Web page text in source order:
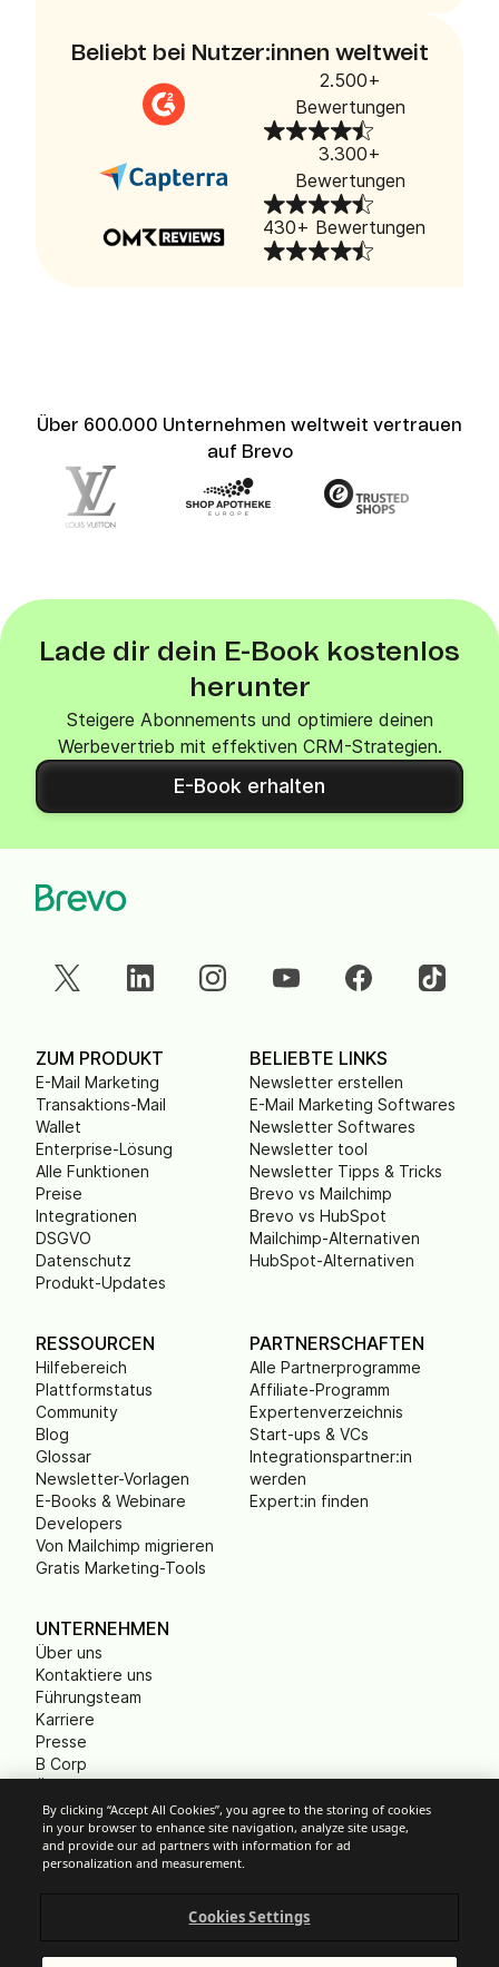
Beliebt bei Nutzer:innen weltweit
2.500+
Bewertungen
3.300+
Bewertungen
430+ Bewertungen
Über 600.000 Unternehmen weltweit vertrauen
auf Brevo
Lade dir dein E-Book kostenlos
herunter
Steigere Abonnements und optimiere deinen
Werbevertrieb mit effektiven CRM-Strategien.
E-Book erhalten
ZUM PRODUKT
E-Mail Marketing
Transaktions-Mail
Wallet
Enterprise-Lösung
Alle Funktionen
Preise
Integrationen
DSGVO
Datenschutz
Produkt-Updates
BELIEBTE LINKS
Newsletter erstellen
E-Mail Marketing Softwares
Newsletter Softwares
Newsletter tool
Newsletter Tipps & Tricks
Brevo vs Mailchimp
Brevo vs HubSpot
Mailchimp-Alternativen
HubSpot-Alternativen
RESSOURCEN
Hilfebereich
Plattformstatus
Community
Blog
Glossar
Newsletter-Vorlagen
E-Books & Webinare
Developers
Von Mailchimp migrieren
Gratis Marketing-Tools
PARTNERSCHAFTEN
Alle Partnerprogramme
Affiliate-Programm
Expertenverzeichnis
Start-ups & VCs
Integrationspartner:in
werden
Expert:in finden
UNTERNEHMEN
Über uns
Kontaktiere uns
Führungsteam
Karriere
Presse
B Corp
Gemeinnützige
Organisationen (NPO)
Cookie-Einstellungen
By clicking “Accept All Cookies”, you agree to the storing of cookies
in your browser to enhance site navigation, analyze site usage,
and provide our ad partners with information for ad
personalization and measurement.
Cookies Settings